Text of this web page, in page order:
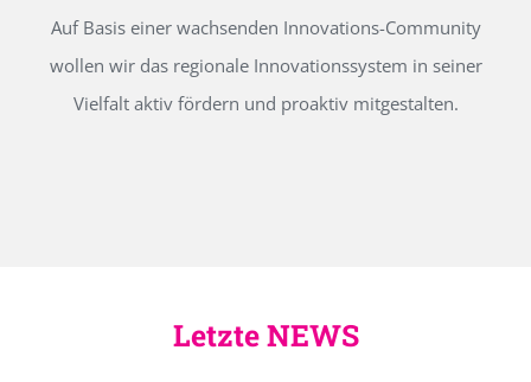
Auf Basis einer wachsenden Innovations-Community
wollen wir das regionale Innovationssystem in seiner
Vielfalt aktiv fördern und proaktiv mitgestalten.
Letzte NEWS